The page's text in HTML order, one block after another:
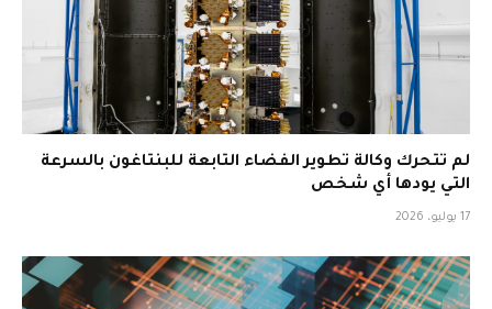
لم تتحرك وكالة تطوير الفضاء التابعة للبنتاغون بالسرعة
التي يودها أي شخص
17 يوليو، 2026